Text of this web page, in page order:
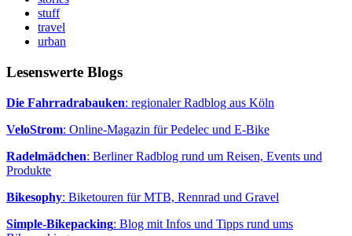
stuff
travel
urban
Lesenswerte Blogs
Die Fahrradrabauken: regionaler Radblog aus Köln
VeloStrom: Online-Magazin für Pedelec und E-Bike
Radelmädchen: Berliner Radblog rund um Reisen, Events und
Produkte
Bikesophy: Biketouren für MTB, Rennrad und Gravel
Simple-Bikepacking: Blog mit Infos und Tipps rund ums